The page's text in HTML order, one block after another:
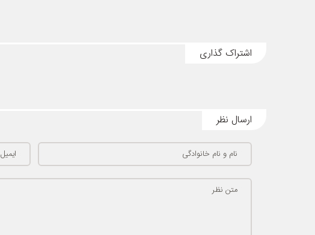
اشتراک گذاری
ارسال نظر
نام و نام خانوادگی ایمیل
متن نظر